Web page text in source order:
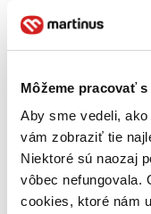
Môžeme pracovať
Aby sme vedeli,
vám zobraziť tie
Niektoré sú naozaj
vôbec nefungovala.
cookies, ktoré nám
Francúzsko (1
Útvar
romány (651
mýty (51
poviedky (44
legendy (12
novela (7
Ďalšie možnosti